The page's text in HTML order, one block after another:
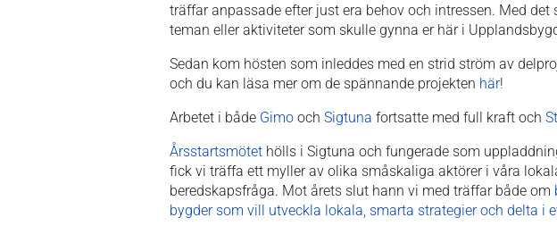
träffar anpassade efter just era behov och intressen. Med
teman eller aktiviteter som skulle gynna er här i
Sedan kom hösten som inleddes med en strid ström av
och du kan läsa mer om de spännande projekten här!
Arbetet i både Gimo och Sigtuna fortsatte med full kraft och
Årsstartsmötet hölls i Sigtuna och fungerade som
fick vi träffa ett myller av olika småskaliga aktörer i våra
beredskapsfråga. Mot årets slut hann vi med träffar både om
bygder som vill utveckla lokala, smarta strategier och delta i